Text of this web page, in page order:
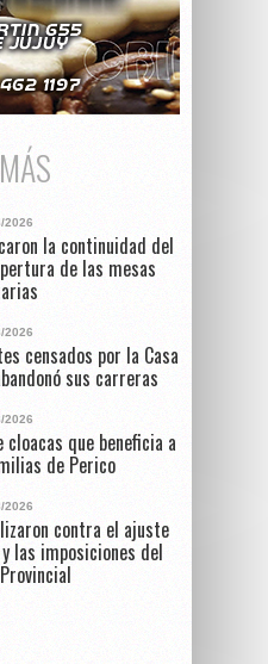
2026
la continuidad del
de las mesas
2026
censados por la Casa
sus carreras
2026
que beneficia a
de Perico
2026
contra el ajuste
las imposiciones del